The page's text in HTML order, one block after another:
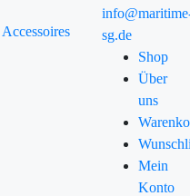
Accessoires
sg.de
Shop
Über
uns
Mein
Konto